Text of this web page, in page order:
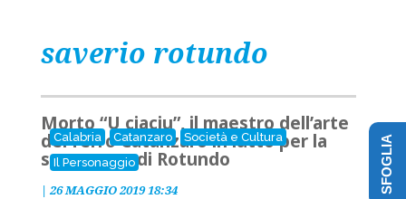
saverio rotundo
Calabria Catanzaro
Società e Cultura
Il Personaggio
Morto “U ciaciu”, il maestro dell’arte
del ferro Catanzaro in lutto per la
scomparsa di Rotundo
| 26 MAGGIO 2019 18:34 SFOGLIA